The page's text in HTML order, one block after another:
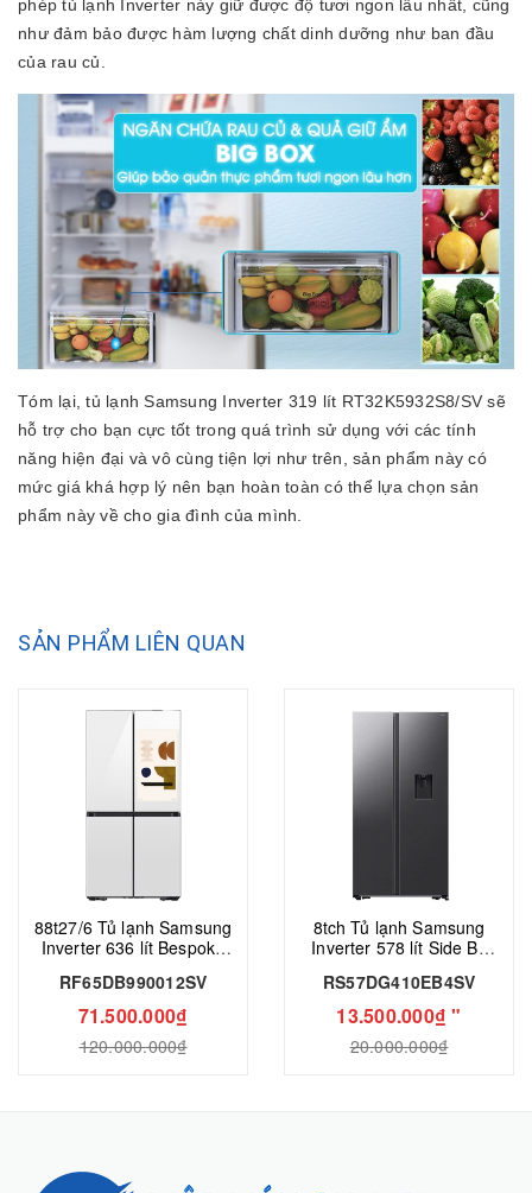
phép tủ lạnh Inverter này giữ được độ tươi ngon lâu nhất, cũng
như đảm bảo được hàm lượng chất dinh dưỡng như ban đầu
của rau củ.
Tóm lại, tủ lạnh Samsung Inverter 319 lít RT32K5932S8/SV sẽ
hỗ trợ cho bạn cực tốt trong quá trình sử dụng với các tính
năng hiện đại và vô cùng tiện lợi như trên, sản phẩm này có
mức giá khá hợp lý nên bạn hoàn toàn có thể lựa chọn sản
phẩm này về cho gia đình của mình.
SẢN PHẨM LIÊN QUAN
88t27/6 Tủ lạnh Samsung
Inverter 636 lít Bespoke
RF65DB990012SV
71.500.000₫
120.000.000₫
8tch Tủ lạnh Samsung
Inverter 578 lít Side By
RS57DG410EB4SV
13.500.000₫ "
20.000.000₫